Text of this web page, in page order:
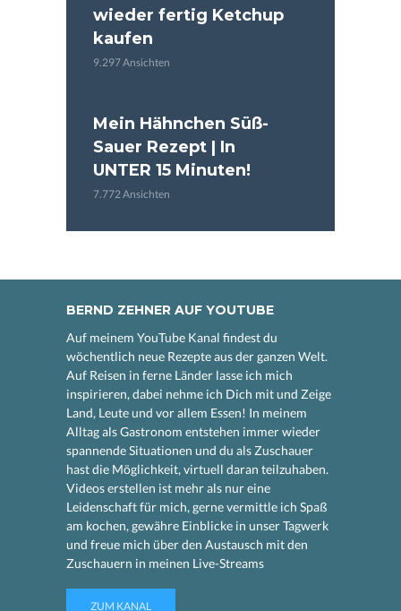
wieder fertig Ketchup
kaufen
9.297 Ansichten
Mein Hähnchen Süß-
Sauer Rezept | In
UNTER 15 Minuten!
7.772 Ansichten
BERND ZEHNER AUF YOUTUBE
Auf meinem YouTube Kanal findest du
wöchentlich neue Rezepte aus der ganzen Welt.
Auf Reisen in ferne Länder lasse ich mich
inspirieren, dabei nehme ich Dich mit und Zeige
Land, Leute und vor allem Essen! In meinem
Alltag als Gastronom entstehen immer wieder
spannende Situationen und du als Zuschauer
hast die Möglichkeit, virtuell daran teilzuhaben.
Videos erstellen ist mehr als nur eine
Leidenschaft für mich, gerne vermittle ich Spaß
am kochen, gewähre Einblicke in unser Tagwerk
und freue mich über den Austausch mit den
Zuschauern in meinen Live-Streams
ZUM KANAL